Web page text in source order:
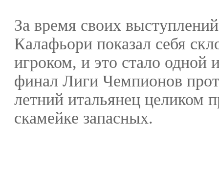
За время своих
Калафьори показал себя
игроком, и это стало одной
финал Лиги Чемпионов
летний итальянец целиком
скамейке запасных.